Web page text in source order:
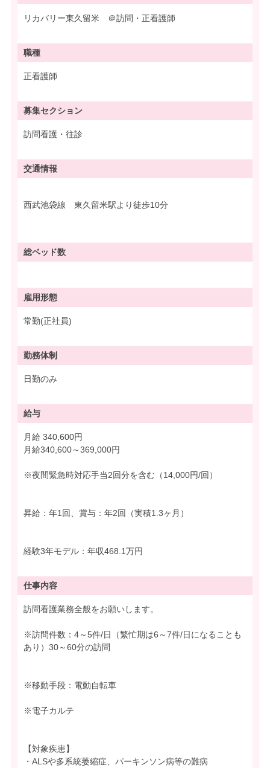
リカバリー東久留米 ＠訪問・正看護師
職種
正看護師
募集セクション
訪問看護・往診
交通情報
西武池袋線 東久留米駅より徒歩10分
総ベッド数
雇用形態
常勤(正社員)
勤務体制
日勤のみ
給与
月給 340,600円
月給340,600～369,000円
※夜間緊急時対応手当2回分を含む（14,000円/回）
昇給：年1回、賞与：年2回（実積1.3ヶ月）
経験3年モデル：年収468.1万円
仕事内容
訪問看護業務全般をお願いします。
※訪問件数：4～5件/日（繁忙期は6～7件/日になることも
あり）30～60分の訪問
※移動手段：電動自転車
※電子カルテ
【対象疾患】
・ALSや多系統萎縮症、パーキンソン病等の難病